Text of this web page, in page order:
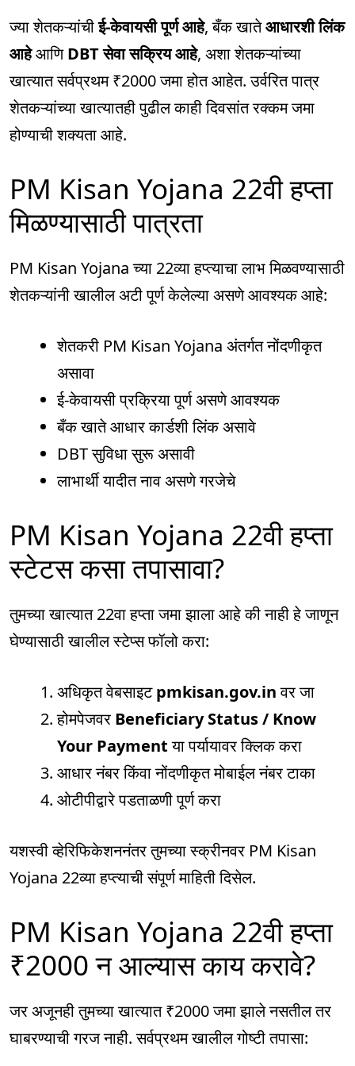
ज्या शेतकऱ्यांचीई-केवायसी पूर्ण आहे, बँक खातेआधारशी लिंक
आहेआणिDBT सेवा सक्रिय आहे, अशा शेतकऱ्यांच्या
खात्यात सर्वप्रथम ₹2000 जमा होत आहेत. उर्वरित पात्र
शेतकऱ्यांच्या खात्यातही पुढील काही दिवसांत रक्कम जमा
होण्याची शक्यता आहे.
PM Kisan Yojana 22वी हप्ता
मिळण्यासाठी पात्रता
PM Kisan Yojana च्या 22व्या हप्त्याचा लाभ मिळवण्यासाठी
शेतकऱ्यांनी खालील अटी पूर्ण केलेल्या असणे आवश्यक आहे:
शेतकरी PM Kisan Yojana अंतर्गत नोंदणीकृत
असावा
ई-केवायसी प्रक्रिया पूर्ण असणे आवश्यक
बँक खाते आधार कार्डशी लिंक असावे
DBT सुविधा सुरू असावी
लाभार्थी यादीत नाव असणे गरजेचे
PM Kisan Yojana 22वी हप्ता
स्टेटस कसा तपासावा?
तुमच्या खात्यात 22वा हप्ता जमा झाला आहे की नाही हे जाणून
घेण्यासाठी खालील स्टेप्स फॉलो करा:
अधिकृत वेबसाइटpmkisan.gov.inवर जा
होमपेजवर Beneficiary Status / Know
Your Paymentया पर्यायावर क्लिक करा
आधार नंबर किंवा नोंदणीकृत मोबाईल नंबर टाका
ओटीपीद्वारे पडताळणी पूर्ण करा
यशस्वी व्हेरिफिकेशननंतर तुमच्या स्क्रीनवर PM Kisan
Yojana 22व्या हप्त्याची संपूर्ण माहिती दिसेल.
PM Kisan Yojana 22वी हप्ता
₹2000 न आल्यास काय करावे?
जर अजूनही तुमच्या खात्यात ₹2000 जमा झाले नसतील तर
घाबरण्याची गरज नाही. सर्वप्रथम खालील गोष्टी तपासा: